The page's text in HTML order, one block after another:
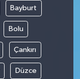
Bayburt
Bolu
Çankırı
Düzce